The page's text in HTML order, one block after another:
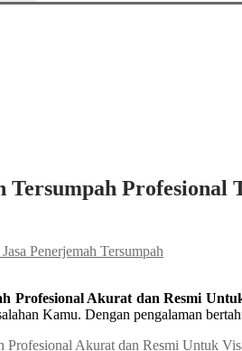
Tersumpah
Jasa Penerjemah Tersumpah
Profesional Akurat dan Resmi
Kamu. Dengan pengalaman